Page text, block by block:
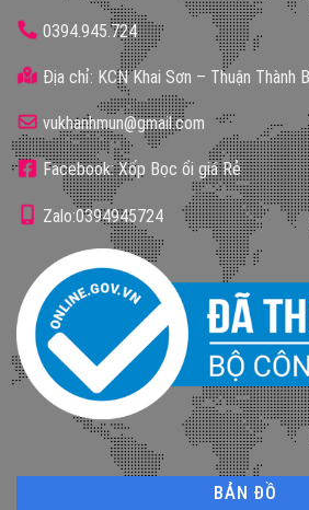
0394.945.724
Địa chỉ: KCN Khai Sơn – Thuận Thành
vukhanhmun@gmail.com
Facebook: Xốp Bọc ổi giá Rẻ
Zalo:0394945724
BẢN ĐỒ